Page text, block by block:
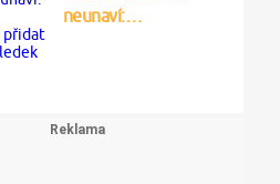
neunaví:…